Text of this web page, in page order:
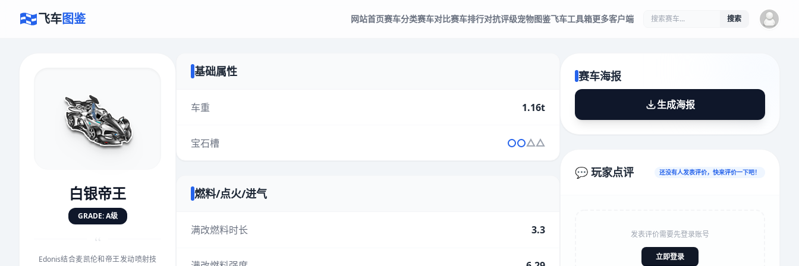
飞车图鉴 网站首页赛车分类赛车对比赛车排行对抗评级宠物图鉴飞车工具箱更多客户端 搜索
白银帝王
GRADE: A级
“
Edonis结合麦凯伦和帝王发动喷射技
基础属性
车重 1.16t
宝石槽
燃料/点火/进气
满改燃料时长 3.3
赛车海报
生成海报
💬 玩家点评 还没有人发表评价，快来评价一下吧！
发表评价需要先登录账号
立即登录
评价赛车
速度 5.0分
对抗
★★★★★★
手感 5.0分